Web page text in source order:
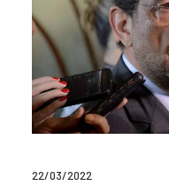
22/03/2022